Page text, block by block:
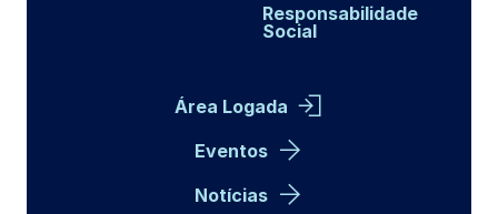
Responsabilidade
Social
Área Logada
Eventos
Notícias